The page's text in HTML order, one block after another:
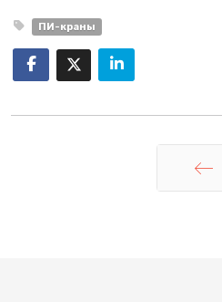
ПИ-краны